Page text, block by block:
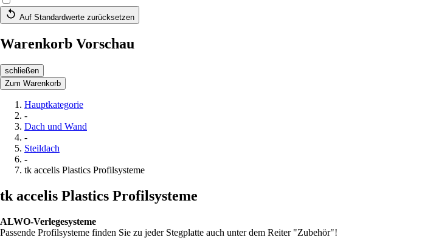
Auf Standardwerte zurücksetzen
Warenkorb Vorschau
schließen
Zum Warenkorb
Hauptkategorie
-
Dach und Wand
-
Steildach
-
tk accelis Plastics Profilsysteme
tk accelis Plastics Profilsysteme
ALWO-Verlegesysteme
Passende Profilsysteme finden Sie zu jeder Stegplatte auch unter dem Reiter "Zubehör"!